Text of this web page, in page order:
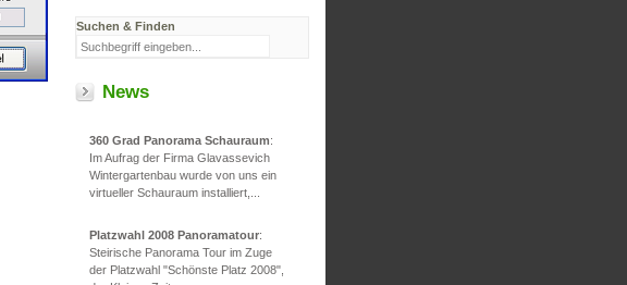
Suchen & Finden
News
360 Grad Panorama Schauraum:
Im Aufrag der Firma Glavassevich
Wintergartenbau wurde von uns ein
virtueller Schauraum installiert,...
Platzwahl 2008 Panoramatour:
Steirische Panorama Tour im Zuge
der Platzwahl "Schönste Platz 2008",